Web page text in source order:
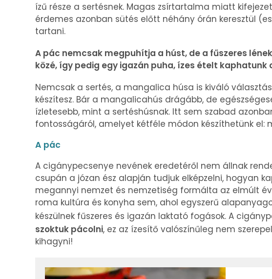
ízű része a sertésnek. Magas zsírtartalma miatt
érdemes azonban sütés előtt néhány órán keresztül
tartani.
A pác nemcsak megpuhítja a húst, de a fűszeres
közé, így pedig egy igazán puha, ízes ételt kaphatunk
Nemcsak a sertés, a mangalica húsa is kiváló
készítesz. Bár a mangalicahús drágább, de
ízletesebb, mint a sertéshúsnak. Itt sem szabad
fontosságáról, amelyet kétféle módon készíthetünk el:
A pác
A cigánypecsenye nevének eredetéről nem állnak
csupán a józan ész alapján tudjuk elképzelni, hogyan
megannyi nemzet és nemzetiség formálta az elmúlt
roma kultúra és konyha sem, ahol egyszerű
készülnek fűszeres és igazán laktató fogások. A
szoktuk pácolni, ez az ízesítő valószínűleg nem
kihagyni!